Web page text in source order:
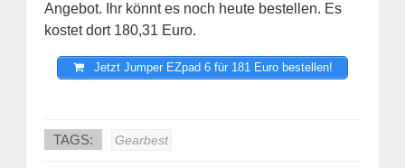
Angebot. Ihr könnt es noch heute bestellen. Es
kostet dort 180,31 Euro.
Jetzt Jumper EZpad 6 für 181 Euro bestellen!
TAGS: Gearbest